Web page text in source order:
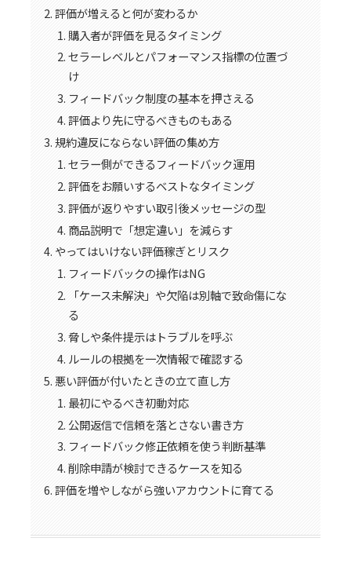
評価が増えると何が変わるか
購入者が評価を見るタイミング
セラーレベルとパフォーマンス指標の位置づ
け
フィードバック制度の基本を押さえる
評価より先に守るべきものもある
規約違反にならない評価の集め方
セラー側ができるフィードバック運用
評価をお願いするベストなタイミング
評価が返りやすい取引後メッセージの型
商品説明で「想定違い」を減らす
やってはいけない評価稼ぎとリスク
フィードバックの操作はNG
「ケース未解決」や欠陥は別軸で致命傷にな
る
脅しや条件提示はトラブルを呼ぶ
ルールの根拠を一次情報で確認する
悪い評価が付いたときの立て直し方
最初にやるべき初動対応
公開返信で信頼を落とさない書き方
フィードバック修正依頼を使う判断基準
削除申請が検討できるケースを知る
評価を増やしながら強いアカウントに育てる